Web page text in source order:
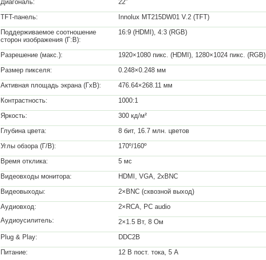
Диагональ:
22”
TFT-панель:
Innolux MT215DW01 V.2 (TFT)
Поддерживаемое соотношение
сторон изображения (Г:В):
16:9 (HDMI), 4:3 (RGB)
Разрешение (макс.):
1920×1080 пикс. (HDMI), 1280×1024 пикс. (RGB)
Размер пикселя:
0.248×0.248 мм
Активная площадь экрана (ГхВ):
476.64×268.11 мм
Контрастность:
1000:1
Яркость:
300 кд/м²
Глубина цвета:
8 бит, 16.7 млн. цветов
Углы обзора (Г/В):
170º/160º
Время отклика:
5 мс
Видеовходы монитора:
HDMI, VGA, 2xBNC
Видеовыходы:
2×BNC (сквозной выход)
Аудиовход:
2×RCA, PC audio
Аудиоусилитель:
2×1.5 Вт, 8 Ом
Plug & Play:
DDC2B
Питание:
12 В пост. тока, 5 А